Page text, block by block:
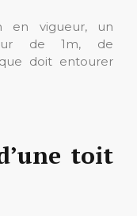
en vigueur, un
de 1m, de
doit entourer
toit